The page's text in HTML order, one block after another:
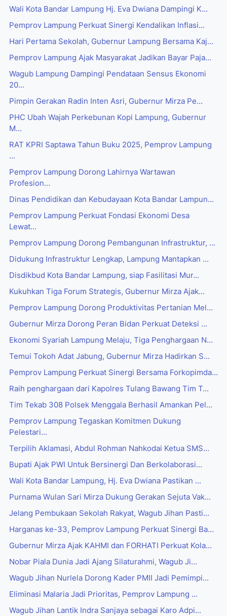
Wali Kota Bandar Lampung Hj. Eva Dwiana Dampingi K...
Pemprov Lampung Perkuat Sinergi Kendalikan Inflasi...
Hari Pertama Sekolah, Gubernur Lampung Bersama Kaj...
Pemprov Lampung Ajak Masyarakat Jadikan Bayar Paja...
Wagub Lampung Dampingi Pendataan Sensus Ekonomi
20...
Pimpin Gerakan Radin Inten Asri, Gubernur Mirza Pe...
PHC Ubah Wajah Perkebunan Kopi Lampung, Gubernur
M...
RAT KPRI Saptawa Tahun Buku 2025, Pemprov Lampung
...
Pemprov Lampung Dorong Lahirnya Wartawan
Profesion...
Dinas Pendidikan dan Kebudayaan Kota Bandar Lampun...
Pemprov Lampung Perkuat Fondasi Ekonomi Desa
Lewat...
Pemprov Lampung Dorong Pembangunan Infrastruktur, ...
Didukung Infrastruktur Lengkap, Lampung Mantapkan ...
Disdikbud Kota Bandar Lampung, siap Fasilitasi Mur...
Kukuhkan Tiga Forum Strategis, Gubernur Mirza Ajak...
Pemprov Lampung Dorong Produktivitas Pertanian Mel...
Gubernur Mirza Dorong Peran Bidan Perkuat Deteksi ...
Ekonomi Syariah Lampung Melaju, Tiga Penghargaan N...
Temui Tokoh Adat Jabung, Gubernur Mirza Hadirkan S...
Pemprov Lampung Perkuat Sinergi Bersama Forkopimda...
Raih penghargaan dari Kapolres Tulang Bawang Tim T...
Tim Tekab 308 Polsek Menggala Berhasil Amankan Pel...
Pemprov Lampung Tegaskan Komitmen Dukung
Pelestari...
Terpilih Aklamasi, Abdul Rohman Nahkodai Ketua SMS...
Bupati Ajak PWI Untuk Bersinergi Dan Berkolaborasi...
Wali Kota Bandar Lampung, Hj. Eva Dwiana Pastikan ...
Purnama Wulan Sari Mirza Dukung Gerakan Sejuta Vak...
Jelang Pembukaan Sekolah Rakyat, Wagub Jihan Pasti...
Harganas ke-33, Pemprov Lampung Perkuat Sinergi Ba...
Gubernur Mirza Ajak KAHMI dan FORHATI Perkuat Kola...
Nobar Piala Dunia Jadi Ajang Silaturahmi, Wagub Ji...
Wagub Jihan Nurlela Dorong Kader PMII Jadi Pemimpi...
Eliminasi Malaria Jadi Prioritas, Pemprov Lampung ...
Wagub Jihan Lantik Indra Sanjaya sebagai Karo Adpi...